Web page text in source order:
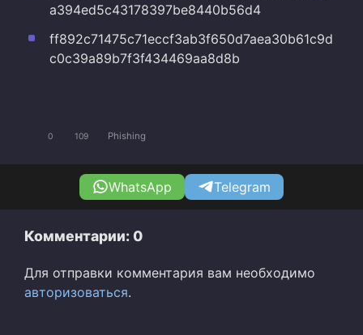
a394ed5c43178397be8440b56d4
ff892c71475c71eccf3ab3f650d7aea30b61c9d
c0c39a89b7f3f434469aa8d8b
0 109 Phishing
WhatsApp Telegram
Комментарии: 0
Для отправки комментария вам необходимо
авторизоваться.